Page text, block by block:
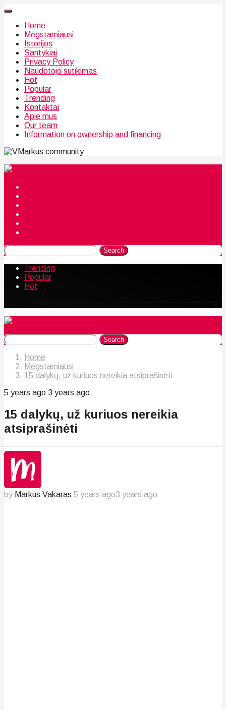
Home
Mėgstamiausi
Istorijos
Santykiai
Privacy Policy
Naudotojo sutikimas
Hot
Popular
Trending
Kontaktai
Apie mus
Our team
Information on ownership and financing
community
Search
Trending
Popular
Hot
Search
Home
Mėgstamiausi
15 dalykų, už kuriuos nereikia atsiprašinėti
5 years ago 3 years ago
15 dalykų, už kuriuos nereikia
atsiprašinėti
by Markus Vakaras 5 years ago3 years ago